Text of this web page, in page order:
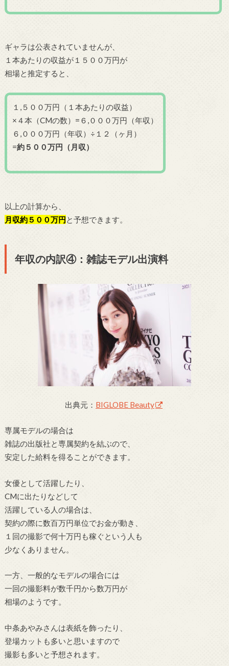
ギャラは公表されていませんが、
１本あたりの収益が１５００万円が
相場と推定すると、
１,５００万円（１本あたりの収益）
×４本（CMの数）=６,０００万円（年収）
６,０００万円（年収）÷１２（ヶ月）
=約５００万円（月収）
以上の計算から、
月収約５００万円と予想できます。
年収の内訳④：雑誌モデル出演料
出典元： BIGLOBE Beauty
専属モデルの場合は
雑誌の出版社と専属契約を結ぶので、
安定した給料を得ることができます。
女優として活躍したり、
CMに出たりなどして
活躍している人の場合は、
契約の際に数百万円単位でお金が動き、
１回の撮影で何十万円も稼ぐという人も
少なくありません。
一方、一般的なモデルの場合には
一回の撮影料が数千円から数万円が
相場のようです。
中条あやみさんは表紙を飾ったり、
登場カットも多いと思いますので
撮影も多いと予想されます。